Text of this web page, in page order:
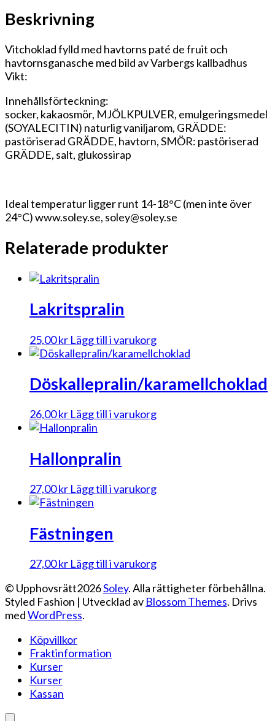
Beskrivning
Vitchoklad fylld med havtorns paté de fruit och
havtornsganasche med bild av Varbergs kallbadhus
Vikt:
Innehållsförteckning:
socker, kakaosmör, MJÖLKPULVER, emulgeringsmedel
(SOYALECITIN) naturlig vaniljarom, GRÄDDE:
pastöriserad GRÄDDE, havtorn, SMÖR: pastöriserad
GRÄDDE, salt, glukossirap
Ideal temperatur ligger runt 14-18°C (men inte över
24°C) www.soley.se, soley@soley.se
Relaterade produkter
Lakritspralin
25,00kr Lägg till i varukorg
Döskallepralin/karamellchoklad
26,00kr Lägg till i varukorg
Hallonpralin
27,00kr Lägg till i varukorg
Fästningen
27,00kr Lägg till i varukorg
© Upphovsrätt2026Soley. Alla rättigheter förbehållna.
Styled Fashion | Utvecklad av Blossom Themes. Drivs
medWordPress.
Köpvillkor
Fraktinformation
Kurser
Kurser
Kassan